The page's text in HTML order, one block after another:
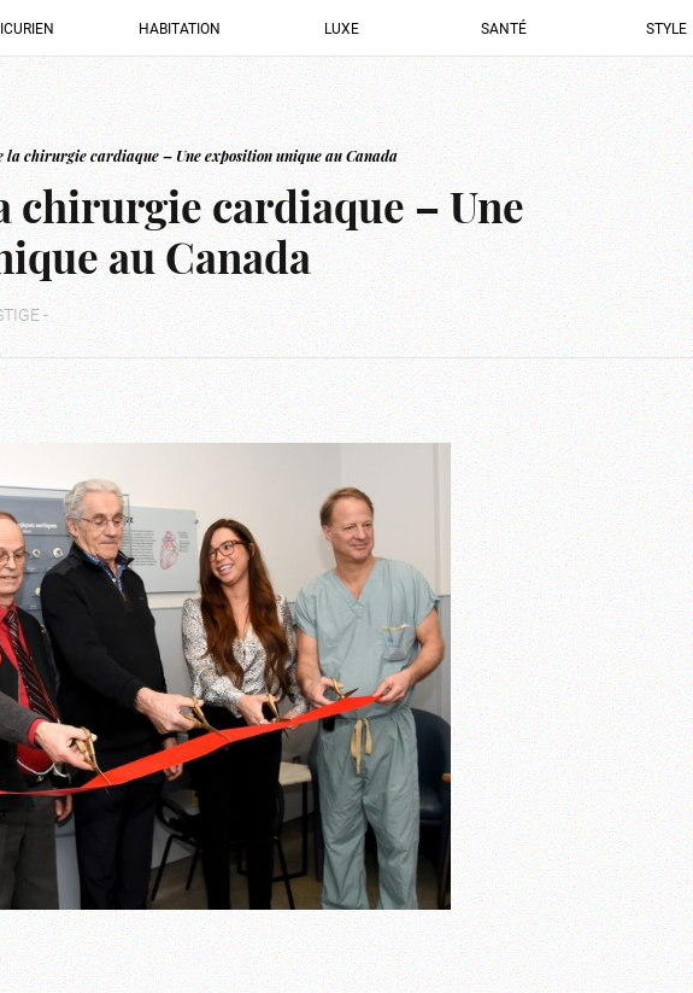
HABITATION LUXE SANTÉ STYLE
la chirurgie cardiaque – Une exposition unique au Canada
chirurgie cardiaque – Une
au Canada
-